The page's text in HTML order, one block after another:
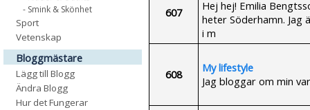
- Smink & Skönhet
Sport
Vetenskap
Bloggmästare
Lägg till Blogg
Ändra Blogg
Hur det Fungerar
607
Hej hej! Emilia
heter Söderhamn.
i m
608
My lifestyle
Jag bloggar om min